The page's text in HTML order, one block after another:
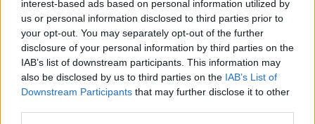
interest-based ads based on personal information utilized by
us or personal information disclosed to third parties prior to
your opt-out. You may separately opt-out of the further
disclosure of your personal information by third parties on the
IAB’s list of downstream participants. This information may
also be disclosed by us to third parties on the IAB’s List of
Downstream Participants that may further disclose it to other
prostor
Nekateri preprosto ne želijo, da drugi vidijo njihov
vsakdan brez olepševanja — njihove navade, način
življenja, morebiten nered ali rutino.